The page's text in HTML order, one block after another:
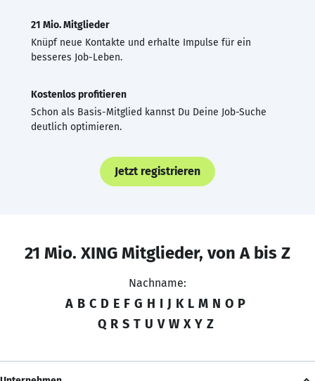
21 Mio. Mitglieder
Knüpf neue Kontakte und erhalte Impulse für ein
besseres Job-Leben.
Kostenlos profitieren
Schon als Basis-Mitglied kannst Du Deine Job-Suche
deutlich optimieren.
Jetzt registrieren
21 Mio. XING Mitglieder, von A bis Z
Nachname:
A B C D E F G H I J K L M N O P
Q R S T U V W X Y Z